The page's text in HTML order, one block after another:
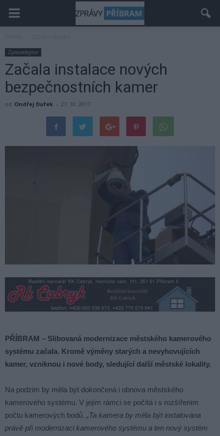
Zpravodajství
Začala instalace nových
bezpečnostních kamer
od Ondřej Dufek - 27. 10. 2017
PŘÍBRAM – Slibovaná modernizace městského kamerového
systému začala. Kromě výměny starých a nevyhovujících
kamer, vzniknou i nové body, sledující další městské lokality.
Na podzim by měla být dokončená i obnova městského
kamerového systému. V jejím rámci se počítá i s rozšířením
počtu kamerových bodů. „Ta kamera by měla být instalována
právě při modernizaci kamerového systému a ten nový systém